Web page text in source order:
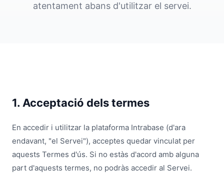
atentament abans d'utilitzar el servei.
1. Acceptació dels termes
En accedir i utilitzar la plataforma Intrabase (d'ara
endavant, "el Servei"), acceptes quedar vinculat per
aquests Termes d'ús. Si no estàs d'acord amb alguna
part d'aquests termes, no podràs accedir al Servei.